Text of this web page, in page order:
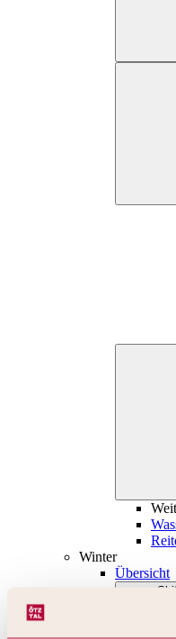
Winter
Übersicht